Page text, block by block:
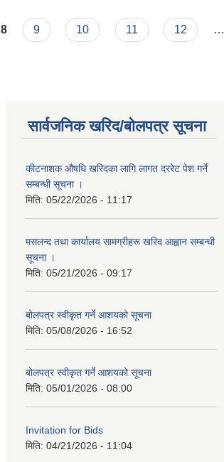
8 9 10 11 12 …
सार्वजनिक खरिद/बोलपत्र सूचना
कीटनाशक औषधि खरिदका लागि लागत दररेट पेश गर्ने
सम्बन्धी सूचना ।
मिति: 05/22/2026 - 11:17
मसलन्द तथा कार्यालय सामग्रीहरू खरिद आह्वान सम्बन्धी
सूचना ।
मिति: 05/21/2026 - 09:17
बोलपत्र स्वीकृत गर्ने आशयको सूचना
मिति: 05/08/2026 - 16:52
बोलपत्र स्वीकृत गर्ने आशयको सूचना
मिति: 05/01/2026 - 08:00
Invitation for Bids
मिति: 04/21/2026 - 11:04